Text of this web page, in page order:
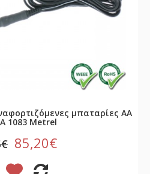
μπαταρίες ΑΑ
1083 Metrel
85,20€